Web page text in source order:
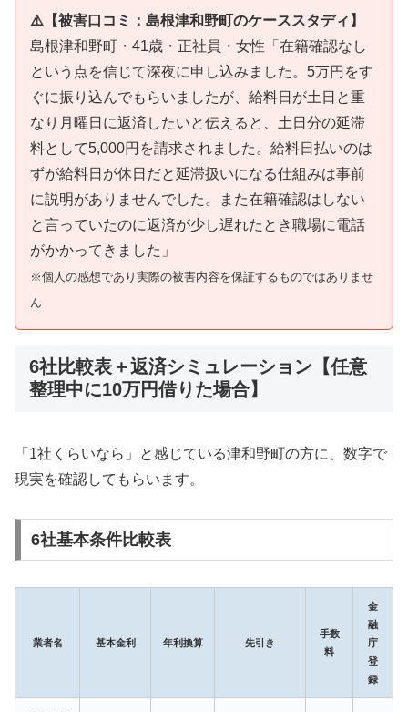
⚠️【被害口コミ：島根津和野町のケーススタディ】
島根津和野町・41歳・正社員・女性「在籍確認なし
という点を信じて深夜に申し込みました。5万円をす
ぐに振り込んでもらいましたが、給料日が土日と重
なり月曜日に返済したいと伝えると、土日分の延滞
料として5,000円を請求されました。給料日払いのは
ずが給料日が休日だと延滞扱いになる仕組みは事前
に説明がありませんでした。また在籍確認はしない
と言っていたのに返済が少し遅れたとき職場に電話
がかかってきました」
※個人の感想であり実際の被害内容を保証するものではありませ
ん
6社比較表＋返済シミュレーション【任意
整理中に10万円借りた場合】
「1社くらいなら」と感じている津和野町の方に、数字で
現実を確認してもらいます。
6社基本条件比較表
業者名 基本金利 年利換算 先引き
手数
料
金
融
庁
登
録